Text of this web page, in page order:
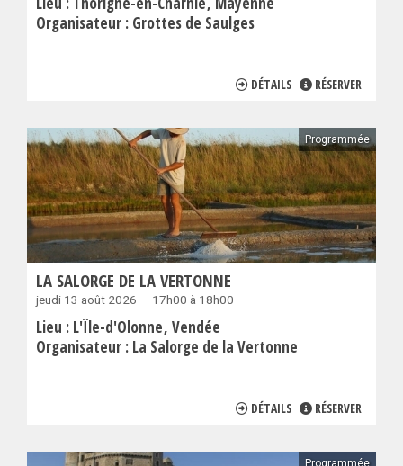
Organisateur : Grottes de Saulges
DÉTAILS RÉSERVER
Programmée
LA SALORGE DE LA VERTONNE
jeudi 13 août 2026 — 17h00 à 18h00
Lieu : L'Île-d'Olonne Vendée
Organisateur : La Salorge de la Vertonne
DÉTAILS RÉSERVER